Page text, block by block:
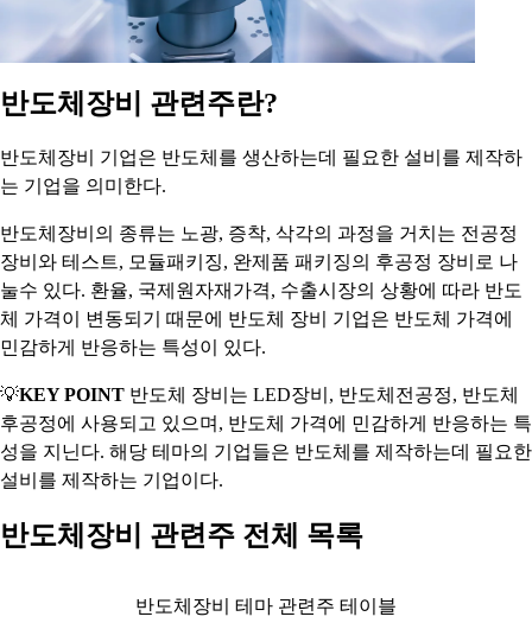
반도체장비 관련주란?
반도체장비 기업은 반도체를 생산하는데 필요한 설비를 제작하
는 기업을 의미한다.
반도체장비의 종류는 노광, 증착, 삭각의 과정을 거치는 전공정
장비와 테스트, 모듈패키징, 완제품 패키징의 후공정 장비로 나
눌수 있다. 환율, 국제원자재가격, 수출시장의 상황에 따라 반도
체 가격이 변동되기 때문에 반도체 장비 기업은 반도체 가격에
민감하게 반응하는 특성이 있다.
💡KEY POINT 반도체 장비는 LED장비, 반도체전공정, 반도체
후공정에 사용되고 있으며, 반도체 가격에 민감하게 반응하는 특
성을 지닌다. 해당 테마의 기업들은 반도체를 제작하는데 필요한
설비를 제작하는 기업이다.
반도체장비 관련주 전체 목록
반도체장비 테마 관련주 테이블